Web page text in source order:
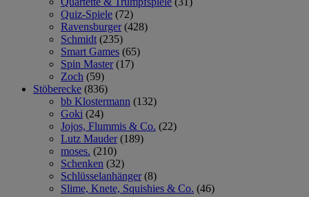
Quiz-Spiele (72)
Ravensburger (428)
Schmidt (235)
Smart Games (65)
Spin Master (17)
Zoch (59)
Stöberecke (836)
bb Klostermann (132)
Goki (24)
Jojos, Flummis & Co. (22)
Lutz Mauder (189)
moses. (210)
Schenken (32)
Schlüsselanhänger (8)
Slime, Knete, Squishies & Co. (46)